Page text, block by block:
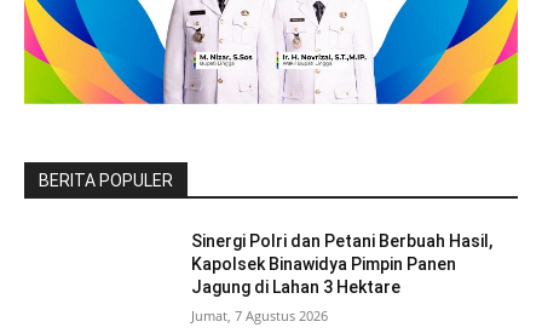
BERITA POPULER
Sinergi Polri dan Petani Berbuah Hasil,
Kapolsek Binawidya Pimpin Panen
Jagung di Lahan 3 Hektare
Jumat, 7 Agustus 2026